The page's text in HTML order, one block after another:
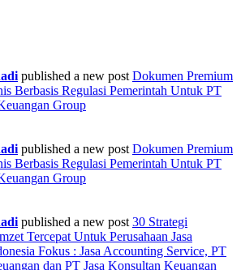
published a new post Dokumen Premium
Berbasis Regulasi Pemerintah Untuk PT
Group
published a new post Dokumen Premium
Berbasis Regulasi Pemerintah Untuk PT
Group
published a new post 30 Strategi
Tercepat Untuk Perusahaan Jasa
Fokus : Jasa Accounting Service, PT
dan PT Jasa Konsultan Keuangan